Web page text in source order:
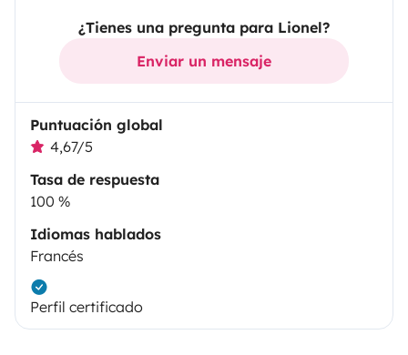
¿Tienes una pregunta para Lionel?
Enviar un mensaje
Puntuación global
4,67/5
Tasa de respuesta
100 %
Idiomas hablados
Francés
Perfil certificado